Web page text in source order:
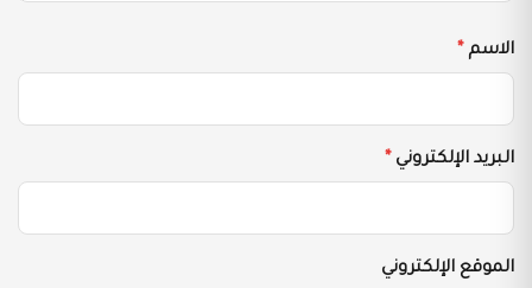
الاسم *
البريد الإلكتروني *
الموقع الإلكتروني